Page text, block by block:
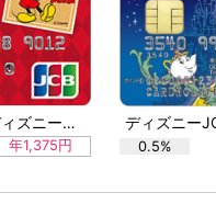
東邦Alwaysカード（ディズニー・デザイン）
年1,375円 0.5%